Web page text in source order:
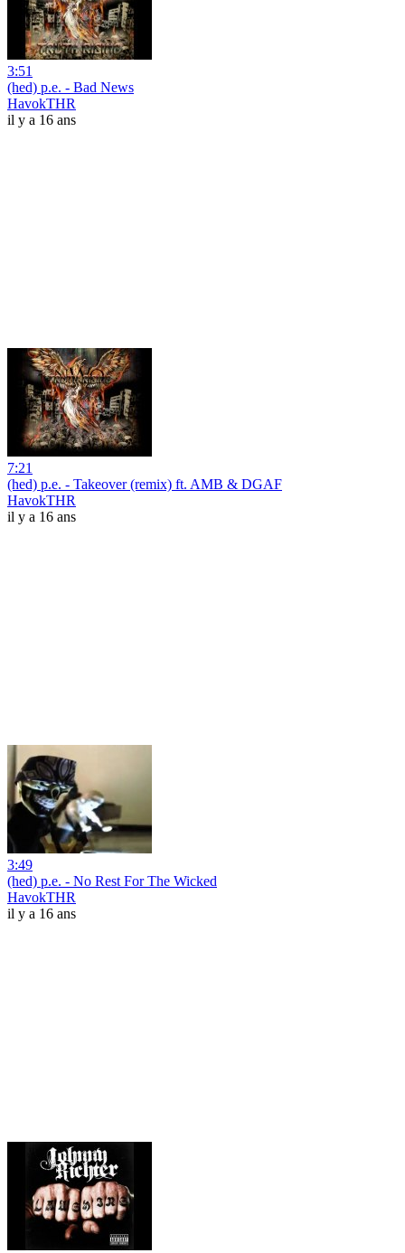
3:51
(hed) p.e. - Bad News
HavokTHR
il y a 16 ans
7:21
(hed) p.e. - Takeover (remix) ft. AMB & DGAF
HavokTHR
il y a 16 ans
3:49
(hed) p.e. - No Rest For The Wicked
HavokTHR
il y a 16 ans